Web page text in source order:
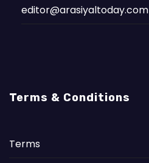
editor@arasiyaltoday.com
Terms & Conditions
Terms